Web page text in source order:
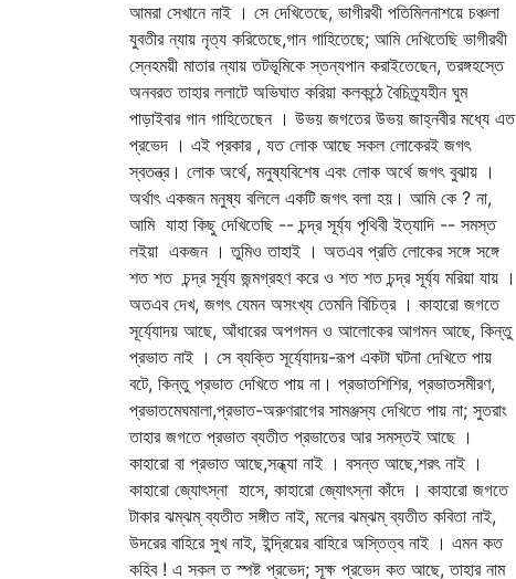
আমরা সেখানে নাই । সে দেখিতেছে, ভাগীরথী পতিমিলনাশয়ে চঞ্চলা
যুবতীর ন্যায় নৃত্য করিতেছে,গান গাহিতেছে; আমি দেখিতেছি ভাগীরথী
স্নেহময়ী মাতার ন্যায় তটভূমিকে স্তন্যপান করাইতেছেন, তরঙ্গহস্তে
অনবরত তাহার ললাটে অভিঘাত করিয়া কলকন্ঠে বৈচিত্র্যহীন ঘুম
পাড়াইবার গান গাহিতেছেন । উভয় জগতের উভয় জাহ্নবীর মধ্যে এত
প্রভেদ । এই প্রকার , যত লোক আছে সকল লোকেরই জগৎ
স্বতন্ত্র। লোক অর্থে, মনুষ্যবিশেষ এবং লোক অর্থে জগৎ বুঝায় ।
অর্থাৎ একজন মনুষ্য বলিলে একটি জগৎ বলা হয়। আমি কে ? না,
আমি যাহা কিছু দেখিতেছি -- চন্দ্র সূর্য্য পৃথিবী ইত্যাদি -- সমস্ত
লইয়া একজন । তুমিও তাহাই । অতএব প্রতি লোকের সঙ্গে সঙ্গে
শত শত চন্দ্র সূর্য্য জন্মগ্রহণ করে ও শত শত চন্দ্র সূর্য্য মরিয়া যায় ।
অতএব দেখ, জগৎ যেমন অসংখ্য তেমনি বিচিত্র । কাহারো জগতে
সূর্য্যোদয় আছে, আঁধারের অপগমন ও আলোকের আগমন আছে, কিন্তু
প্রভাত নাই । সে ব্যক্তি সূর্য্যোদয়-রূপ একটা ঘটনা দেখিতে পায়
বটে, কিন্তু প্রভাত দেখিতে পায় না। প্রভাতশিশির, প্রভাতসমীরণ,
প্রভাতমেঘমালা,প্রভাত-অরুণরাগের সামঞ্জস্য দেখিতে পায় না; সুতরাং
তাহার জগতে প্রভাত ব্যতীত প্রভাতের আর সমস্তই আছে ।
কাহারো বা প্রভাত আছে,সন্ধ্যা নাই । বসন্ত আছে,শরৎ নাই ।
কাহারো জ্যোৎস্না হাসে, কাহারো জ্যোৎস্না কাঁদে । কাহারো জগতে
টাকার ঝম্‌ঝম্‌ ব্যতীত সঙ্গীত নাই, মলের ঝম্‌ঝম্‌ ব্যতীত কবিতা নাই,
উদরের বাহিরে সুখ নাই, ইন্দ্রিয়ের বাহিরে অস্তিত্ব নাই । এমন কত
কহিব ! এ সকল ত স্পষ্ট প্রভেদ; সূক্ষ প্রভেদ কত আছে, তাহার নাম